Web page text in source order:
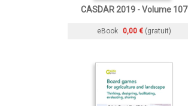
CASDAR 2019 - Volume 107
eBook 0,00 € (gratuit)